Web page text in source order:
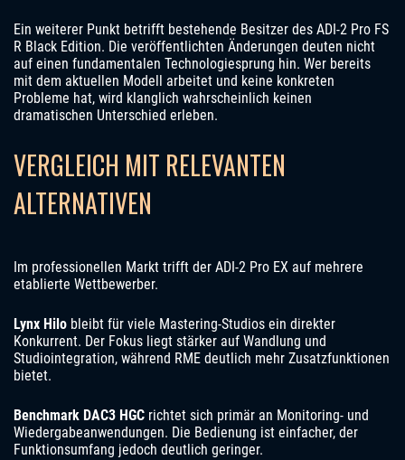
Ein weiterer Punkt betrifft bestehende Besitzer des ADI-2 Pro FS
R Black Edition. Die veröffentlichten Änderungen deuten nicht
auf einen fundamentalen Technologiesprung hin. Wer bereits
mit dem aktuellen Modell arbeitet und keine konkreten
Probleme hat, wird klanglich wahrscheinlich keinen
dramatischen Unterschied erleben.
VERGLEICH MIT RELEVANTEN
ALTERNATIVEN
Im professionellen Markt trifft der ADI-2 Pro EX auf mehrere
etablierte Wettbewerber.
Lynx Hilo bleibt für viele Mastering-Studios ein direkter
Konkurrent. Der Fokus liegt stärker auf Wandlung und
Studiointegration, während RME deutlich mehr Zusatzfunktionen
bietet.
Benchmark DAC3 HGC richtet sich primär an Monitoring- und
Wiedergabeanwendungen. Die Bedienung ist einfacher, der
Funktionsumfang jedoch deutlich geringer.